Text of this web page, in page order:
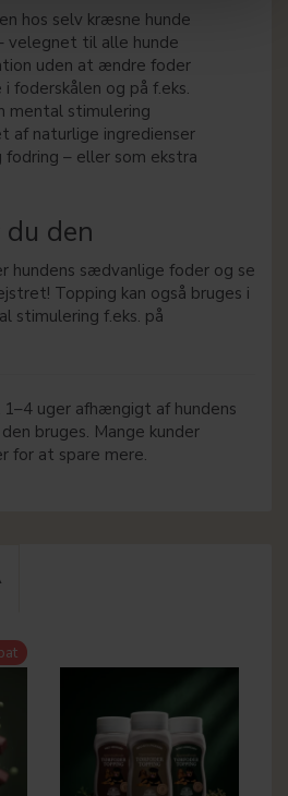
hos selv kræsne hunde
velegnet til alle hunde
uden at ændre foder
i foderskålen og på f.eks.
mental stimulering
af naturlige ingredienser
– eller som ekstra
den
hundens sædvanlige foder og se
Topping kan også bruges i
stimulering f.eks. på
uger afhængigt af hundens
bruges. Mange kunder
for at spare mere.